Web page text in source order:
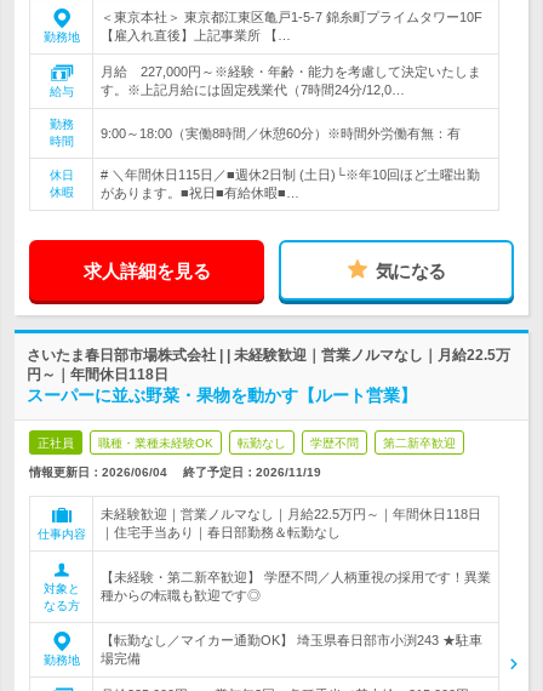
勤務地
＜東京本社＞ 東京都江東区亀戸1-5-7 錦糸町プライムタワー10F
【雇入れ直後】上記事業所 【…
給与
月給 227,000円～※経験・年齢・能力を考慮して決定いたしま
す。※上記月給には固定残業代（7時間24分/12,0…
勤務
時間
9:00～18:00（実働8時間／休憩60分）※時間外労働有無：有
休日
休暇
# ＼年間休日115日／■週休2日制 (土日)└※年10回ほど土曜出勤
があります。■祝日■有給休暇■…
求人詳細を見る 気になる
さいたま春日部市場株式会社 | | 未経験歓迎｜営業ノルマなし｜月給22.5万
円～｜年間休日118日
スーパーに並ぶ野菜・果物を動かす【ルート営業】
正社員 職種・業種未経験OK 転勤なし 学歴不問 第二新卒歓迎
情報更新日：2026/06/04 終了予定日： 2026/11/19
仕事内容
未経験歓迎｜営業ノルマなし｜月給22.5万円～｜年間休日118日
｜住宅手当あり｜春日部勤務＆転勤なし
対象と
なる方
【未経験・第二新卒歓迎】 学歴不問／人柄重視の採用です！異業
種からの転職も歓迎です◎
勤務地
【転勤なし／マイカー通勤OK】 埼玉県春日部市小渕243 ★駐車
場完備